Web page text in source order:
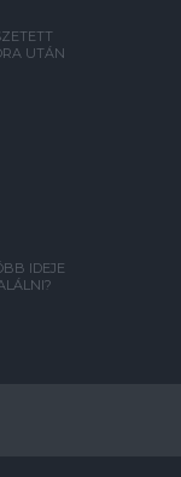
UTÁN
IDEJE